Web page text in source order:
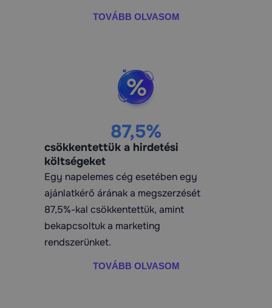
TOVÁBB OLVASOM
87,5%
csökkentettük a hirdetési
költségeket
Egy napelemes cég esetében egy
ajánlatkérő árának a megszerzését
87,5%-kal csökkentettük, amint
bekapcsoltuk a marketing
rendszerünket.
TOVÁBB OLVASOM